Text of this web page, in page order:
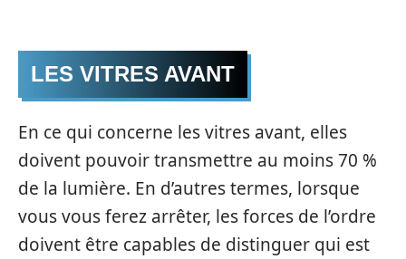
LES VITRES AVANT
En ce qui concerne les vitres avant, elles
doivent pouvoir transmettre au moins 70 %
de la lumière. En d’autres termes, lorsque
vous vous ferez arrêter, les forces de l’ordre
doivent être capables de distinguer qui est